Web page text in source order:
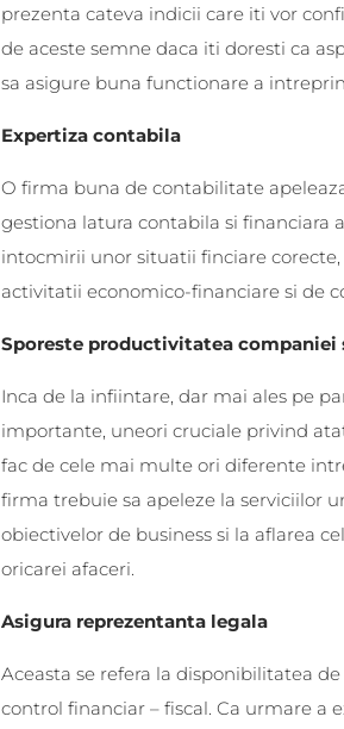
prezenta cateva indicii care iti vor
de aceste semne daca iti doresti ca
sa asigure buna functionare a
Expertiza contabila
O firma buna de contabilitate
gestiona latura contabila si financiara
intocmirii unor situatii finciare
activitatii economico-financiare si de
Sporeste productivitatea companiei
Inca de la infiintare, dar mai ales pe
importante, uneori cruciale privind
fac de cele mai multe ori diferente
firma trebuie sa apeleze la serviciilor
obiectivelor de business si la aflarea
oricarei afaceri.
Asigura reprezentanta legala
Aceasta se refera la disponibilitatea
control financiar – fiscal. Ca urmare